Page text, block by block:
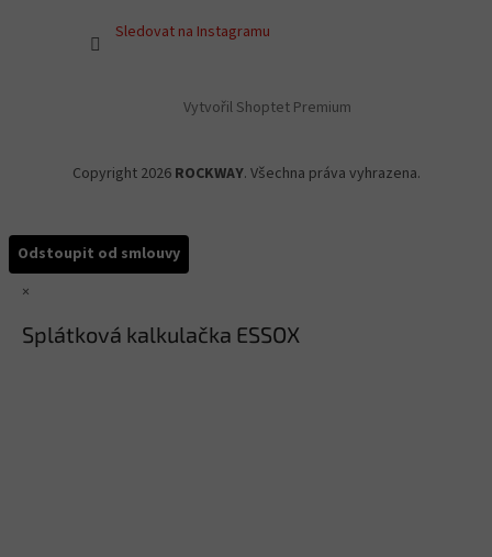
Sledovat na Instagramu
Vytvořil Shoptet Premium
Copyright 2026 ROCKWAY. Všechna práva vyhrazena.
Odstoupit od smlouvy
×
Splátková kalkulačka ESSOX